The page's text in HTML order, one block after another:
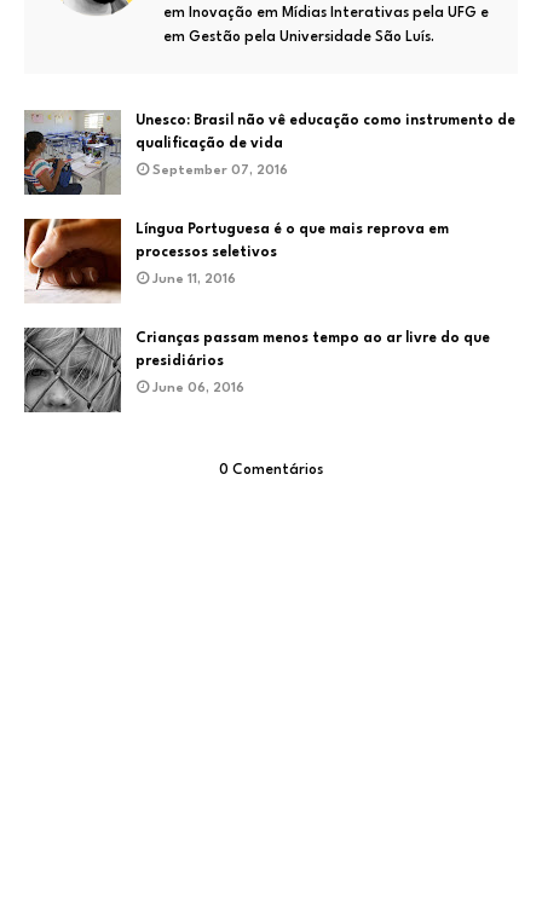
em Inovação em Mídias Interativas pela UFG e
em Gestão pela Universidade São Luís.
Unesco: Brasil não vê educação como instrumento de
qualificação de vida
September 07, 2016
Língua Portuguesa é o que mais reprova em
processos seletivos
June 11, 2016
Crianças passam menos tempo ao ar livre do que
presidiários
June 06, 2016
0 Comentários